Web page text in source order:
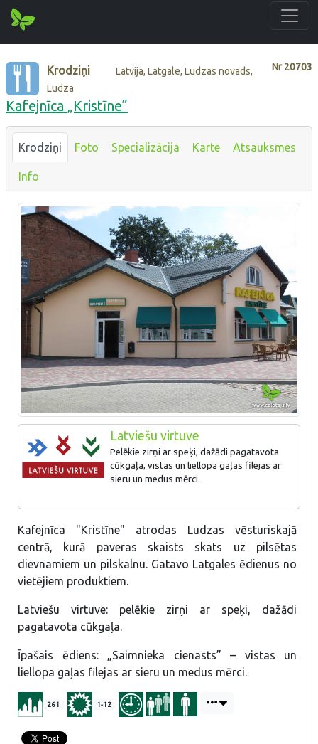
Nr20703
Krodziņi
Latvija, Latgale, Ludzas novads,
Ludza
Kafejnīca „Kristīne”
Krodziņi Foto Specializācija Karte Atsauksmes
Info
Latviešu virtuve
Pelēkie zirņi ar speķi, dažādi pagatavota
cūkgaļa, vistas un liellopa gaļas filejas ar
sieru un medus mērci.
Kafejnīca "Kristīne" atrodas Ludzas vēsturiskajā
centrā, kurā paveras skaists skats uz pilsētas
dievnamiem un pilskalnu. Gatavo Latgales ēdienus no
vietējiem produktiem.
Latviešu virtuve: pelēkie zirņi ar speķi, dažādi
pagatavota cūkgaļa.
Īpašais ēdiens: „Saimnieka cienasts” – vistas un
liellopa gaļas filejas ar sieru un medus mērci.
261 1-12